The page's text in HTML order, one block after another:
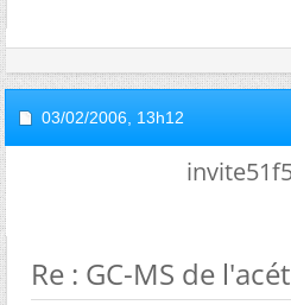
03/02/2006, 13h12
Re : GC-MS de